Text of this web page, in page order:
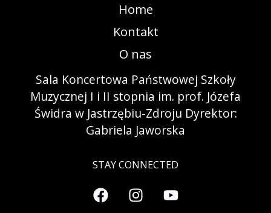
Home
Kontakt
O nas
Sala Koncertowa Państwowej Szkoły
Muzycznej I i II stopnia im. prof. Józefa
Świdra w Jastrzębiu-Zdroju Dyrektor:
Gabriela Jaworska
STAY CONNECTED